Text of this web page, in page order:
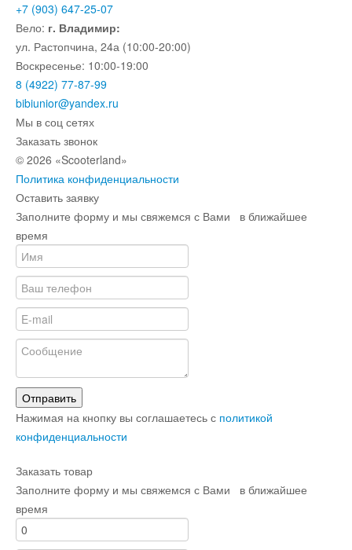
+7 (903) 647-25-07
Вело: г. Владимир:
ул. Растопчина, 24а (10:00-20:00)
Воскресенье: 10:00-19:00
8 (4922) 77-87-99
bibiunior@yandex.ru
Мы в соц сетях
Заказать звонок
© 2026 «Scooterland»
Политика конфиденциальности
Оставить заявку
Заполните форму и мы свяжемся с Вами в ближайшее
время
Отправить
Нажимая на кнопку вы соглашаетесь с политикой
конфиденциальности
Заказать товар
Заполните форму и мы свяжемся с Вами в ближайшее
время